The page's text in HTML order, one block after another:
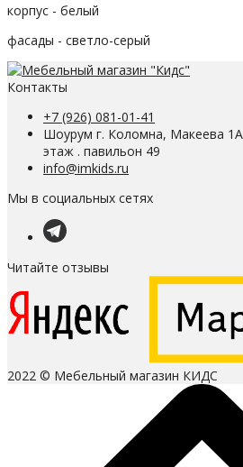
корпус - белый
фасады - светло-серый
Контакты
+7 (926) 081-01-41
Шоурум г. Коломна, Макеева
этаж . павильон 49
info@imkids.ru
Мы в социальных сетях
Читайте отзывы
2022 © Мебельный магазин КИДС